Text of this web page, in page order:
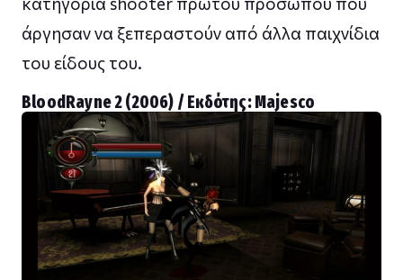
άργησαν να ξεπεραστούν από άλλα παιχνίδια
του είδους του.
ΒloodRayne 2 (2006) / Εκδότης: Majesco